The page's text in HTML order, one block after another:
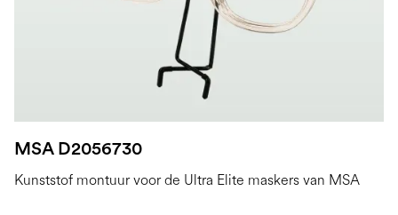
MSA D2056730
Kunststof montuur voor de Ultra Elite maskers van MSA